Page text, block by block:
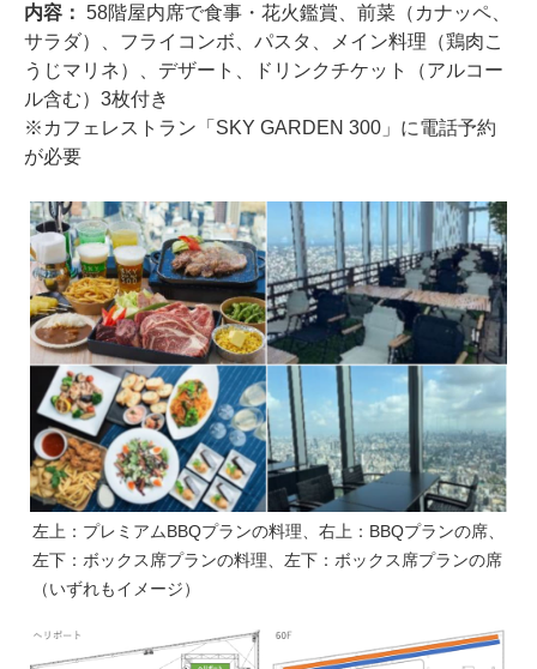
内容： 58階屋内席で食事・花火鑑賞、前菜（カナッペ、
サラダ）、フライコンボ、パスタ、メイン料理（鶏肉こ
うじマリネ）、デザート、ドリンクチケット（アルコー
ル含む）3枚付き
※カフェレストラン「SKY GARDEN 300」に電話予約
が必要
左上：プレミアムBBQプランの料理、右上：BBQプランの席、
左下：ボックス席プランの料理、左下：ボックス席プランの席
（いずれもイメージ）